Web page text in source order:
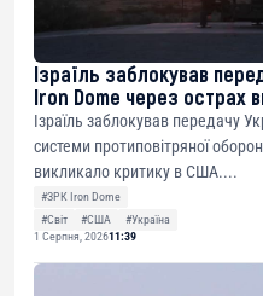
Ізраїль заблокував
Iron Dome через острах
Ізраїль заблокував передачу
системи протиповітряної
викликало критику в США....
#ЗРК Iron Dome
#Світ
#США
#Україна
1 Серпня, 202611:39